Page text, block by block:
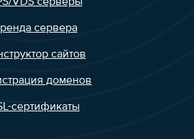
сервера
сайтов
доменов
сертификаты